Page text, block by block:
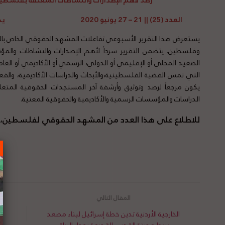
العدد (25) || 21 – 27 يونيو 2020 يصدر عن مؤسسة القانون من أجل فلسطين
يستعرض هذا التقرير الأسبوعي تفاعلات المشهد الحقوقي الخاص
وفلسطين. يتضمن التقرير سرداً لأهم الإصدارات والنشاطات
الصعيد المحلي أو الإقليمي أو الدولي، الرسمي أو الأكاديمي أو
التي تمس القضية الفلسطينية،والأبحاث والدراسات الأكاديمية،
يكون مرجعاً لرصد وتوثيق وأرشفة آخر المستجدات الحقوقية
الدراسات والمؤسسات الرسمية والأكاديمية والحقوقية المعنية.
للاطلاع على هذا العدد من المشهد الحقوقي لفلسطين،
الخارجية الأردنية تدين خطة إسرائيل لبناء مصعد